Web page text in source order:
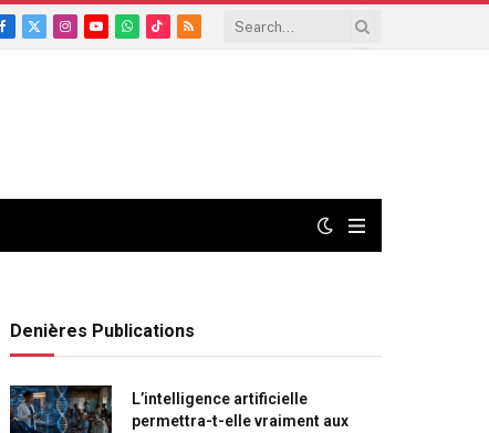
Facebook
X
Instagram
YouTubeWhatsApp
TikTok
RSS
Denières Publications
L’intelligence artificielle
permettra-t-elle vraiment aux